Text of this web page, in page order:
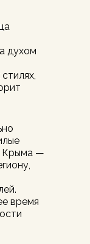
Крыма —
время
духом